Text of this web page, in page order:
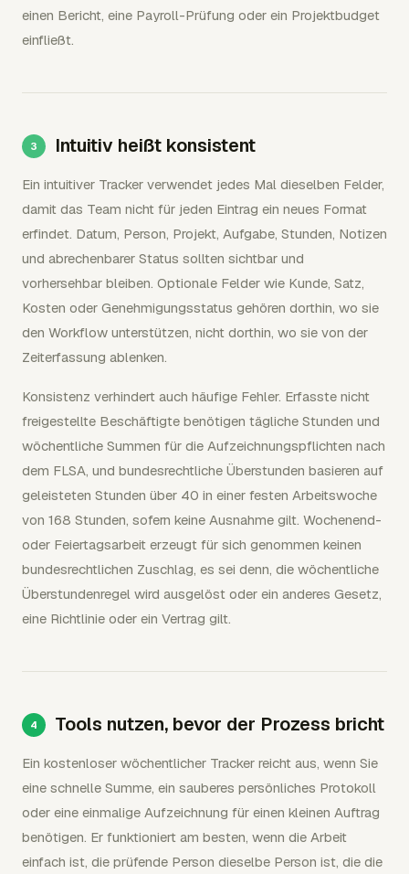
einen Bericht, eine Payroll-Prüfung oder ein Projektbudget
einfließt.
Intuitiv heißt konsistent
Ein intuitiver Tracker verwendet jedes Mal dieselben Felder,
damit das Team nicht für jeden Eintrag ein neues Format
erfindet. Datum, Person, Projekt, Aufgabe, Stunden, Notizen
und abrechenbarer Status sollten sichtbar und
vorhersehbar bleiben. Optionale Felder wie Kunde, Satz,
Kosten oder Genehmigungsstatus gehören dorthin, wo sie
den Workflow unterstützen, nicht dorthin, wo sie von der
Zeiterfassung ablenken.
Konsistenz verhindert auch häufige Fehler. Erfasste nicht
freigestellte Beschäftigte benötigen tägliche Stunden und
wöchentliche Summen für die Aufzeichnungspflichten nach
dem FLSA, und bundesrechtliche Überstunden basieren auf
geleisteten Stunden über 40 in einer festen Arbeitswoche
von 168 Stunden, sofern keine Ausnahme gilt. Wochenend-
oder Feiertagsarbeit erzeugt für sich genommen keinen
bundesrechtlichen Zuschlag, es sei denn, die wöchentliche
Überstundenregel wird ausgelöst oder ein anderes Gesetz,
eine Richtlinie oder ein Vertrag gilt.
Tools nutzen, bevor der Prozess bricht
Ein kostenloser wöchentlicher Tracker reicht aus, wenn Sie
eine schnelle Summe, ein sauberes persönliches Protokoll
oder eine einmalige Aufzeichnung für einen kleinen Auftrag
benötigen. Er funktioniert am besten, wenn die Arbeit
einfach ist, die prüfende Person dieselbe Person ist, die die